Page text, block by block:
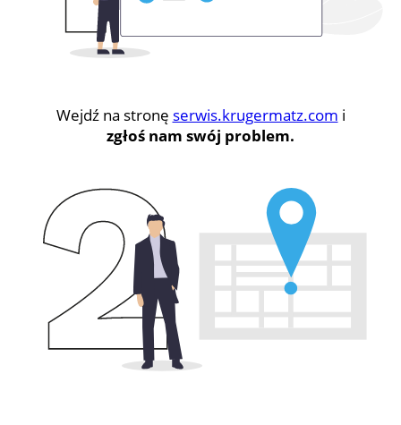
Wejdź na stronę serwis.krugermatz.com i
zgłoś nam swój problem.